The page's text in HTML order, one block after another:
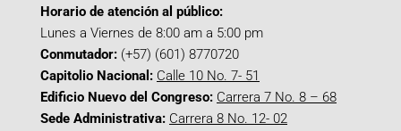
Horario de atención al público:
Lunes a Viernes de 8:00 am a 5:00 pm
Conmutador: (+57) (601) 8770720
Capitolio Nacional: Calle 10 No. 7- 51
Edificio Nuevo del Congreso: Carrera 7 No. 8 – 68
Sede Administrativa: Carrera 8 No. 12- 02